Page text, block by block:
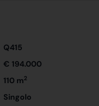
Q415
€ 194.000
110 m2
Singolo